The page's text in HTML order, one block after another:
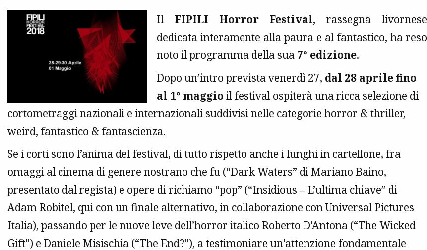
Il FIPILI Horror Festival, rassegna livornese
dedicata interamente alla paura e al fantastico, ha reso
noto il programma della sua 7° edizione.
Dopo un’intro prevista venerdì 27, dal 28 aprile fino
al 1° maggio il festival ospiterà una ricca selezione di
cortometraggi nazionali e internazionali suddivisi nelle categorie horror & thriller,
weird, fantastico & fantascienza.
Se i corti sono l’anima del festival, di tutto rispetto anche i lunghi in cartellone, fra
omaggi al cinema di genere nostrano che fu (“Dark Waters” di Mariano Baino,
presentato dal regista) e opere di richiamo “pop” (“Insidious – L’ultima chiave” di
Adam Robitel, qui con un finale alternativo, in collaborazione con Universal Pictures
Italia), passando per le nuove leve dell’horror italico Roberto D’Antona (“The Wicked
Gift”) e Daniele Misischia (“The End?”), a testimoniare un’attenzione fondamentale